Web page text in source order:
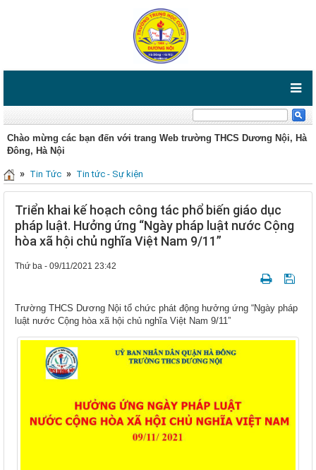
Chào mừng các bạn đến với trang Web trường THCS Dương Nội, Hà
Đông, Hà Nội
» Tin Tức » Tin tức - Sự kiện
Triển khai kế hoạch công tác phổ biến giáo dục
pháp luật. Hưởng ứng “Ngày pháp luật nước Cộng
hòa xã hội chủ nghĩa Việt Nam 9/11”
Thứ ba - 09/11/2021 23:42
Trường THCS Dương Nội tổ chức phát động hưởng ứng “Ngày pháp
luật nước Cộng hòa xã hội chủ nghĩa Việt Nam 9/11”